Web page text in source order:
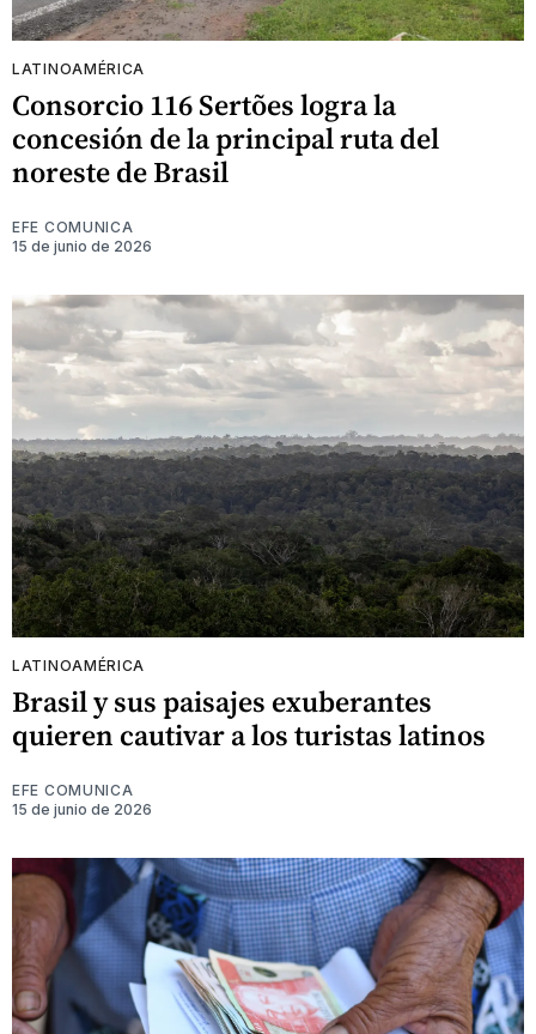
LATINOAMÉRICA
Consorcio 116 Sertões logra la
concesión de la principal ruta del
noreste de Brasil
EFE COMUNICA
15 de junio de 2026
LATINOAMÉRICA
Brasil y sus paisajes exuberantes
quieren cautivar a los turistas latinos
EFE COMUNICA
15 de junio de 2026